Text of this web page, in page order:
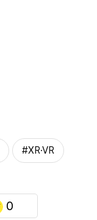
#XR·VR
0